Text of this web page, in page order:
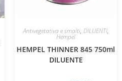
Antivegetativa e smalti, DILUENTI,
Hempel
HEMPEL THINNER 845 750ml
DILUENTE